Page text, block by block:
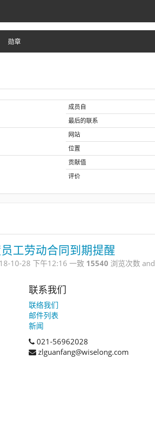
勋章
成员自
最后的联系
网站
位置
贡献值
评价
工劳动合同到期提醒
18-10-28 下午12:16 一致 15540 浏览次数and
联系我们
联络我们
邮件列表
新闻
021-56962028
zlguanfang@wiselong.com